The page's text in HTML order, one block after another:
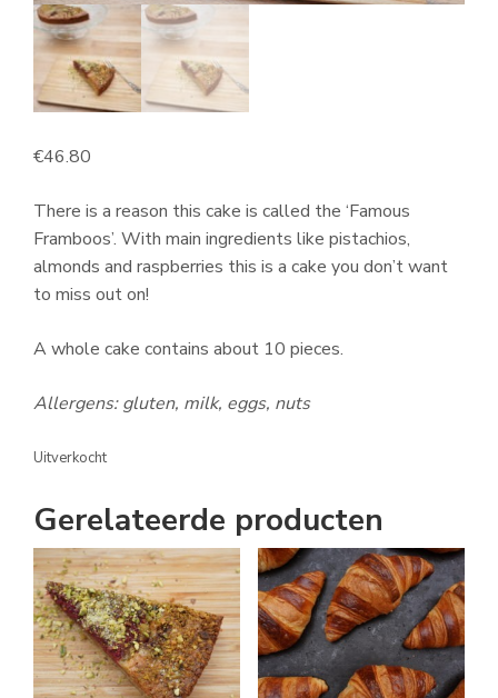
€46.80
There is a reason this cake is called the ‘Famous
Framboos’. With main ingredients like pistachios,
almonds and raspberries this is a cake you don’t want
to miss out on!
A whole cake contains about 10 pieces.
Allergens:gluten, milk, eggs, nuts
Uitverkocht
Gerelateerde producten